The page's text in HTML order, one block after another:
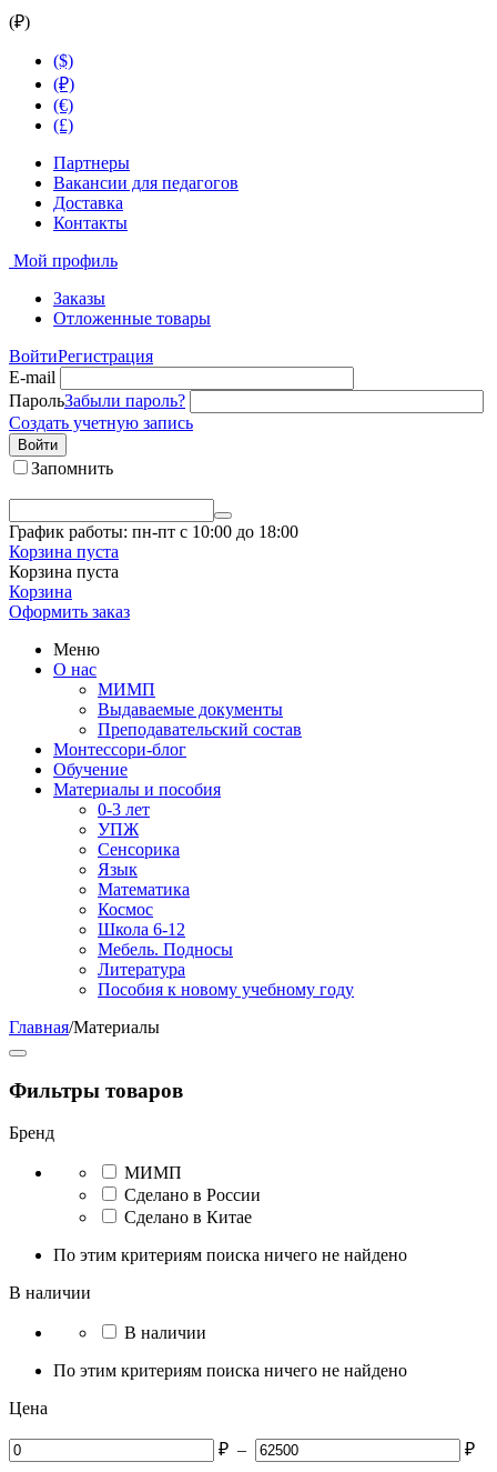
(₽)
($)
(₽)
(€)
(£)
Партнеры
Вакансии для педагогов
Доставка
Контакты
Мой профиль
Заказы
Отложенные товары
ВойтиРегистрация
E-mail
ПарольЗабыли пароль?
Создать учетную запись
Войти
Запомнить
График работы: пн-пт с 10:00 до 18:00
Корзина пуста
Корзина пуста
Корзина
Оформить заказ
Меню
О нас
МИМП
Выдаваемые документы
Преподавательский состав
Монтессори-блог
Обучение
Материалы и пособия
0-3 лет
УПЖ
Сенсорика
Язык
Математика
Космос
Школа 6-12
Мебель. Подносы
Литература
Пособия к новому учебному году
Главная/Материалы
Фильтры товаров
Бренд
МИМП
Сделано в России
Сделано в Китае
По этим критериям поиска ничего не найдено
В наличии
В наличии
По этим критериям поиска ничего не найдено
Цена
₽ – ₽